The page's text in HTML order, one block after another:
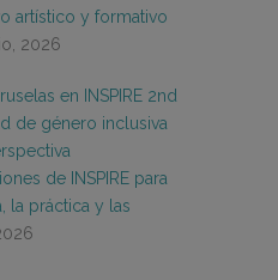
artístico y formativo
2026
en INSPIRE 2nd
de género inclusiva
de INSPIRE para
la práctica y las